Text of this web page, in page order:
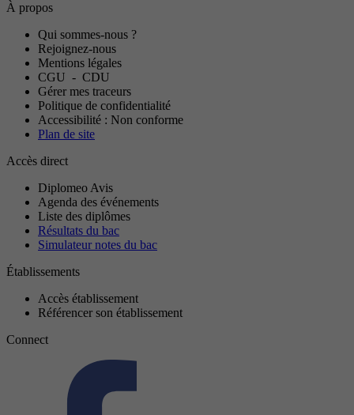
À propos
Qui sommes-nous ?
Rejoignez-nous
Mentions légales
CGU - CDU
Gérer mes traceurs
Politique de confidentialité
Accessibilité : Non conforme
Plan de site
Accès direct
Diplomeo Avis
Agenda des événements
Liste des diplômes
Résultats du bac
Simulateur notes du bac
Établissements
Accès établissement
Référencer son établissement
Connect